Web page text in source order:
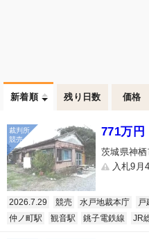
新着順 残り日数 価格
771万円
茨城県神
入札9月
2026.7.29 競売 水戸地裁本庁 戸
仲ノ町駅
観音駅 銚子電鉄線 JR